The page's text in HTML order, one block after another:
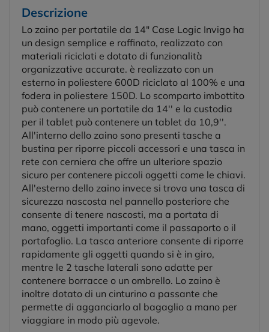
Descrizione
Lo zaino per portatile da 14" Case Logic Invigo ha
un design semplice e raffinato, realizzato con
materiali riciclati e dotato di funzionalità
organizzative accurate. è realizzato con un
esterno in poliestere 600D riciclato al 100% e una
fodera in poliestere 150D. Lo scomparto imbottito
può contenere un portatile da 14'' e la custodia
per il tablet può contenere un tablet da 10,9''.
All'interno dello zaino sono presenti tasche a
bustina per riporre piccoli accessori e una tasca in
rete con cerniera che offre un ulteriore spazio
sicuro per contenere piccoli oggetti come le chiavi.
All'esterno dello zaino invece si trova una tasca di
sicurezza nascosta nel pannello posteriore che
consente di tenere nascosti, ma a portata di
mano, oggetti importanti come il passaporto o il
portafoglio. La tasca anteriore consente di riporre
rapidamente gli oggetti quando si è in giro,
mentre le 2 tasche laterali sono adatte per
contenere borracce o un ombrello. Lo zaino è
inoltre dotato di un cinturino a passante che
permette di agganciarlo al bagaglio a mano per
viaggiare in modo più agevole.